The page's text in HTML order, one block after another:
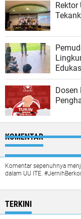
Rektor
Dosen
KOMENTAR
Komentar sepenuhnya
dalam UU ITE.
TERKINI